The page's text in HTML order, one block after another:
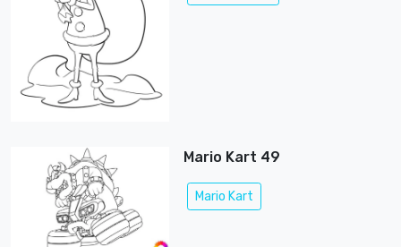
Mario Kart 49
Mario Kart